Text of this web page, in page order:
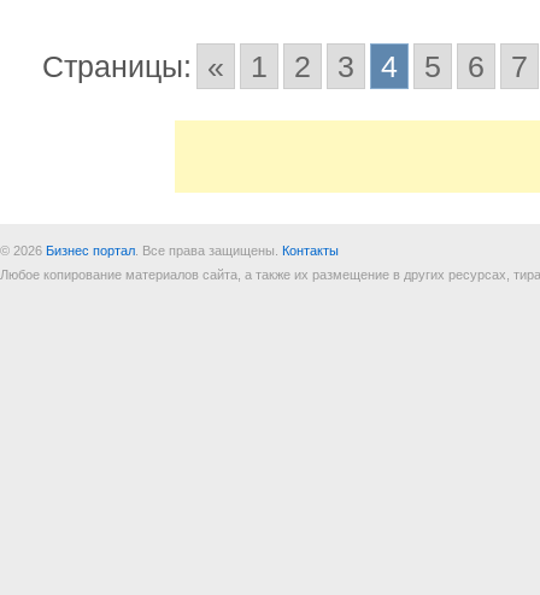
Страницы: « 1 2 3 4 5 6 7
© 2026 Бизнес портал . Все права защищены. Контакты
Любое копирование материалов сайта, а также их размещение в других ресурсах,